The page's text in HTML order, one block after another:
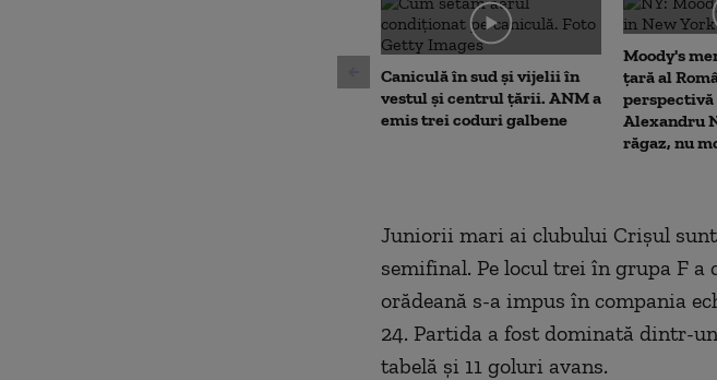
secondsVolume
90%
Caniculă în sud și vijelii în
vestul și centrul țării. ANM a
emis trei coduri galbene
Moody's
țară al
perspectivă
Alexandru
răgaz, nu
Juniorii mari ai clubului Crişul
semifinal. Pe locul trei în grupa F
orădeană s-a impus în compania
24. Partida a fost dominată dintr-
tabelă şi 11 goluri avans.